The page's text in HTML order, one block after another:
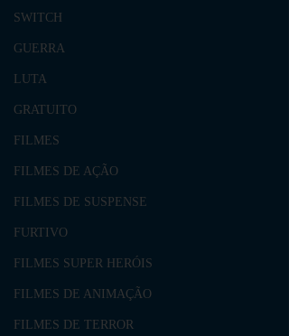
SWITCH
GUERRA
LUTA
GRATUITO
FILMES
FILMES DE AÇÃO
FILMES DE SUSPENSE
FURTIVO
FILMES SUPER HERÓIS
FILMES DE ANIMAÇÃO
FILMES DE TERROR